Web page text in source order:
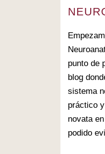
punto de
blog
sistema
práctico
novata
podido